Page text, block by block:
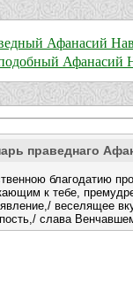
Афанасий
Афанасий
праведнаго
благодатию
к тебе,
веселящее
слава